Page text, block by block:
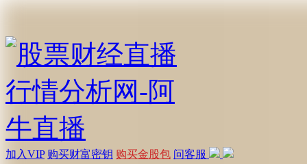
加入VIP 购买财富密钥 购买金股包 问客服